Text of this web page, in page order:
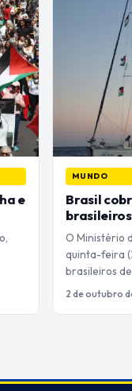
e
MUNDO
Brasil
O Ministério
quinta-feira
brasileiros
2 de outubro